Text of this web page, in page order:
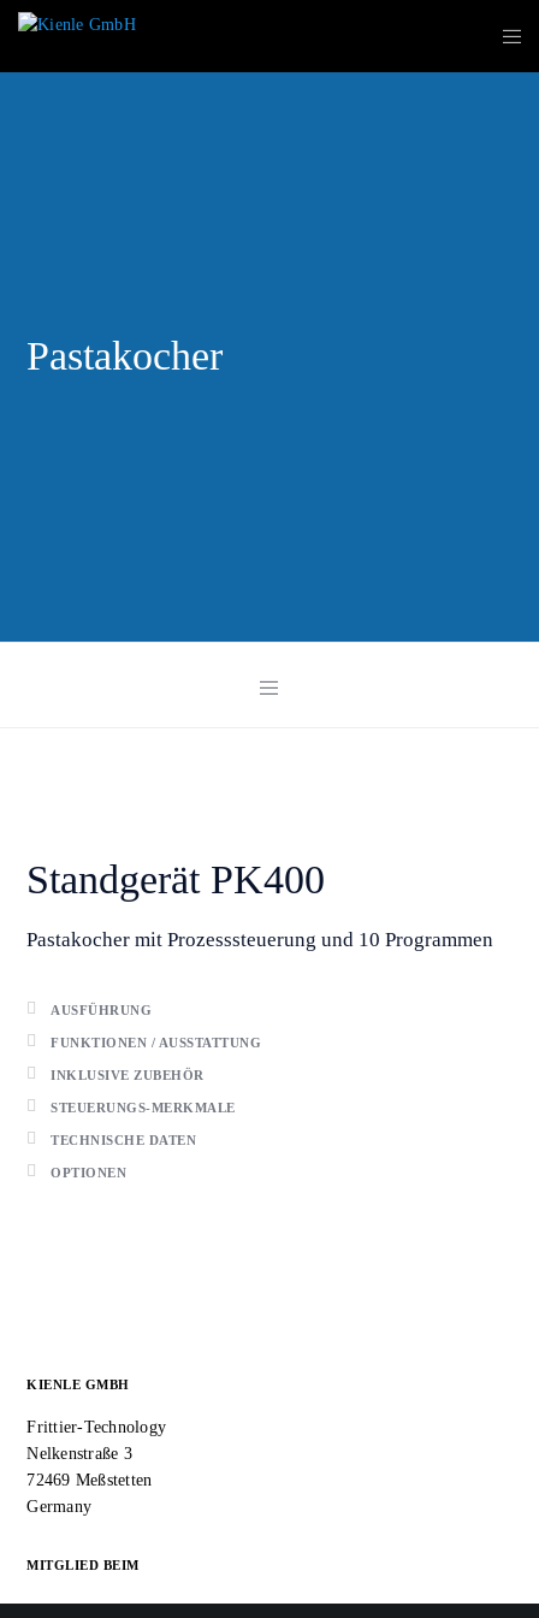
Pastakocher
Standgerät PK400
Pastakocher mit Prozesssteuerung und 10 Programmen
AUSFÜHRUNG
FUNKTIONEN / AUSSTATTUNG
INKLUSIVE ZUBEHÖR
STEUERUNGS-MERKMALE
TECHNISCHE DATEN
OPTIONEN
KIENLE GMBH
Frittier-Technology
Nelkenstraße 3
72469 Meßstetten
Germany
MITGLIED BEIM